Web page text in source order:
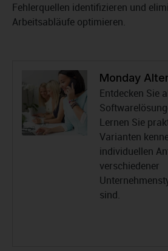
Fehlerquellen identifizieren und
Arbeitsabläufe optimieren.
Monday
Entdecken Sie
Lernen Sie
Varianten
individuellen
verschiedener
sind.